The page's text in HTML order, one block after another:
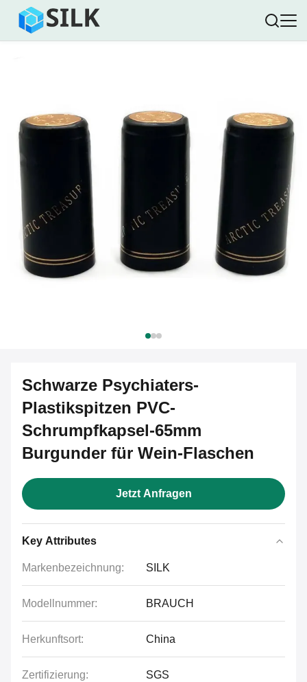
Schwarze Psychiaters-
Plastikspitzen PVC-
Schrumpfkapsel-65mm
Burgunder für Wein-Flaschen
Jetzt Anfragen
Key Attributes
Markenbezeichnung: SILK
Modellnummer: BRAUCH
Herkunftsort: China
Zertifizierung: SGS